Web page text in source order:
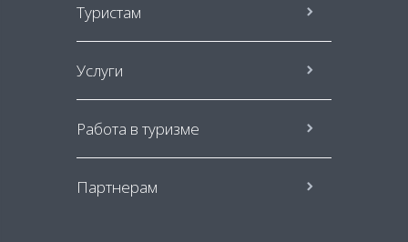
Туристам
Услуги
Работа в туризме
Партнерам